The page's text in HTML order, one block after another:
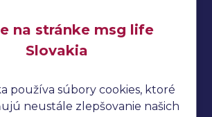
osobných údajov
tutoriál
na stránke msg life
Slovakia
používa súbory cookies, ktoré
neustále zlepšovanie našich